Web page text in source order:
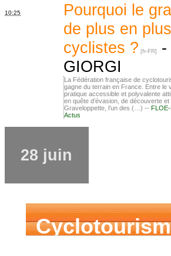
10:25
Pourquoi le
de plus en
cyclistes ?
-
GIORGI
La Fédération française de
gagne du terrain en France. Entre le
pratique accessible et polyvalente
en quête d’évasion, de découverte
Graveloppette, l’un des (…) --
Actus
28 juin